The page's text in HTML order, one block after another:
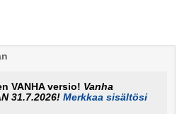
VANHA versio! Vanha
31.7.2026!Merkkaa sisältösi